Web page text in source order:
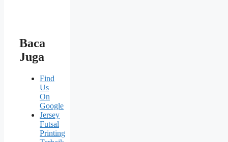
Baca
Juga
Find
Us
On
Google
Jersey
Futsal
Printing